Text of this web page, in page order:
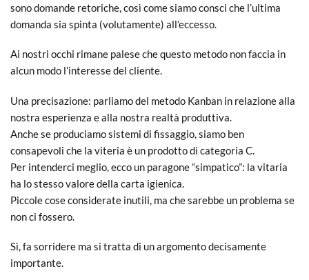
sono domande retoriche, così come siamo consci che l’ultima
domanda sia spinta (volutamente) all’eccesso.
Ai nostri occhi rimane palese che questo metodo non faccia in
alcun modo l’interesse del cliente.
Una precisazione: parliamo del metodo Kanban in relazione alla
nostra esperienza e alla nostra realtà produttiva.
Anche se produciamo sistemi di fissaggio, siamo ben
consapevoli che la viteria è un prodotto di categoria C.
Per intenderci meglio, ecco un paragone “simpatico”: la vitaria
ha lo stesso valore della carta igienica.
Piccole cose considerate inutili, ma che sarebbe un problema se
non ci fossero.
Sì, fa sorridere ma si tratta di un argomento decisamente
importante.